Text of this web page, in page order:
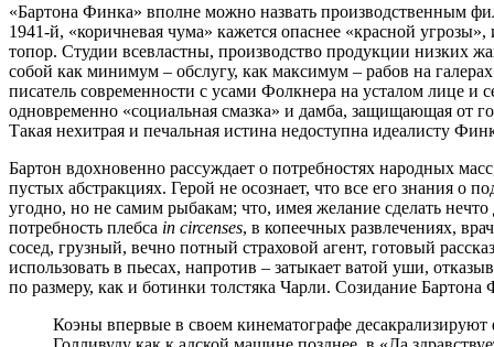
«Бартона Финка» вполне можно назвать производственным
1941-й, «коричневая чума» кажется опаснее «красной
топор. Студии всевластны, производство продукции низких
собой как минимум – обслугу, как максимум – рабов на
писатель современности с усами Фолкнера на усталом лице
одновременно «социальная смазка» и дамба, защищающая от
Такая нехитрая и печальная истина недоступна идеалисту
Бартон вдохновенно рассуждает о потребностях народных
пустых абстракциях. Герой не осознает, что все его знания
угодно, но не самим рыбакам; что, имея желание сделать
потребность плебса in circenses, в копеечных развлечениях,
сосед, грузный, вечно потный страховой агент, готовый
использовать в пьесах, напротив – затыкает ватой уши,
по размеру, как и ботинки толстяка Чарли. Созидание
Коэны впервые в своем кинематографе